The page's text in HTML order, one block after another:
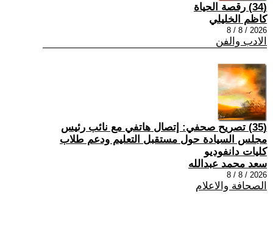
(34) رقصة الحياة
كاظم الخليلي
2026 / 8 / 8
الادب والفن
(35) تصريح صحفي: إتصال هاتفي مع نائب رئيس
مجلس السيادة حول مستقبل التعليم ودعم طلاب
كليات دانفوديو
سعد محمد عبدالله
2026 / 8 / 8
الصحافة والاعلام